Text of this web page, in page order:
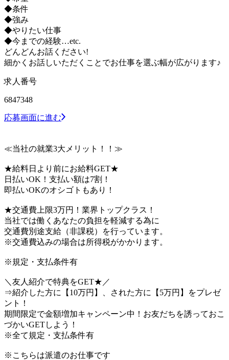
◆条件
◆強み
◆やりたい仕事
◆今までの経験…etc.
どんどんお話ください!
細かくお話しいただくことでお仕事を選ぶ幅が広がります♪
求人番号
6847348
応募画面に進む
≪当社の就業3大メリット！！≫
★給料日より前にお給料GET★
日払いOK！支払い額は7割！
即払いOKのオシゴトもあり！
★交通費上限3万円！業界トップクラス！
当社では働くあなたの負担を軽減する為に
交通費別途支給（非課税）を行っています。
※交通費込みの場合は所得税がかかります。
※規定・支払条件有
＼友人紹介で特典をGET★／
⇒紹介した方に【10万円】、された方に【5万円】をプレゼ
ント！
期間限定で金額増加キャンペーン中！お友だちを誘っておこ
づかいGETしよう！
※全て規定・支払条件有
※こちらは派遣のお仕事です